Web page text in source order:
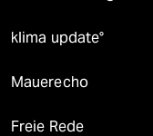
klima update°
Mauerecho
Freie Rede